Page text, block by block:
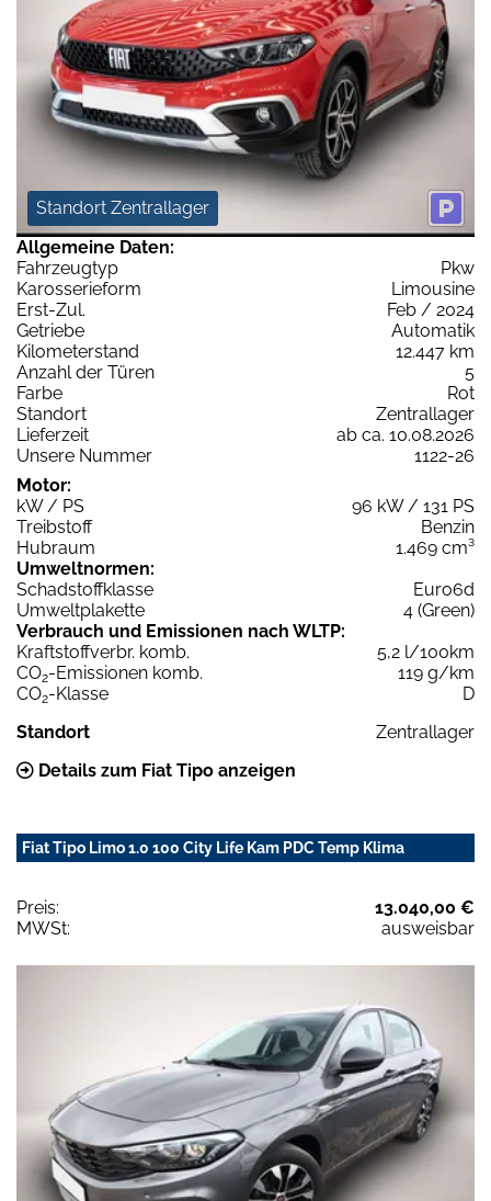
Standort Zentrallager
Allgemeine Daten:
Fahrzeugtyp
Pkw
Karosserieform
Limousine
Erst-Zul.
Feb / 2024
Getriebe
Automatik
Kilometerstand
12.447 km
Anzahl der Türen
5
Farbe
Rot
Standort
Zentrallager
Lieferzeit
ab ca. 10.08.2026
Unsere Nummer
1122-26
Motor:
kW / PS
96 kW / 131 PS
Treibstoff
Benzin
Hubraum
1.469 cm³
Umweltnormen:
Schadstoffklasse
Euro6d
Umweltplakette
4 (Green)
Verbrauch und Emissionen nach WLTP:
Kraftstoffverbr. komb.
5,2 l/100km
CO2-Emissionen komb.
119 g/km
CO2-Klasse
D
Standort
Zentrallager
Details zum Fiat Tipo anzeigen
Fiat Tipo Limo 1.0 100 City Life Kam PDC Temp Klima
Preis:
13.040,00 €
MWSt:
ausweisbar